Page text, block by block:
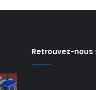
𝘃𝗲𝗿𝗯𝗮𝗹𝗶𝘀𝗮𝘁𝗶𝗼𝗻
Retrouvez-nous